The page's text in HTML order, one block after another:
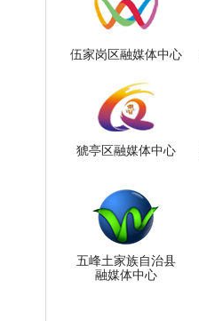
伍家岗区融媒体中心
猇亭区融媒体中心
五峰土家族自治县
融媒体中心